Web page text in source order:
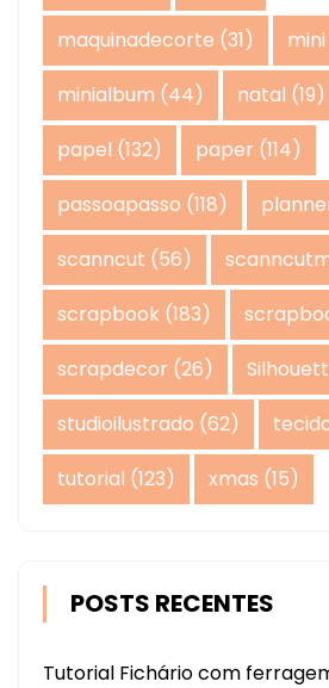
maquinadecorte (31) mini
minialbum (44) natal (19)
papel (132) paper (114)
passoapasso (118)
scanncut (56)
scrapbook (183)
scrapdecor (26)
studioilustrado (62)
tutorial (123) xmas (15)
POSTS RECENTES
Tutorial Fichário com